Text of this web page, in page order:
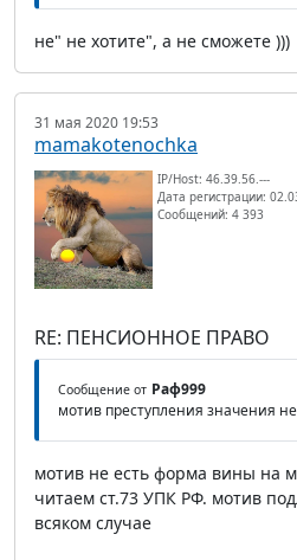
не" не хотите", а не сможете )))
31 мая 2020 19:53
mamakotenochka
IP/Host: 46.39.56.---
Дата регистрации:
Сообщений: 4 393
RE: ПЕНСИОННОЕ ПРАВО
Сообщение от Раф999
мотив преступления значения
мотив не есть форма вины на
читаем ст.73 УПК РФ. мотив
всяком случае